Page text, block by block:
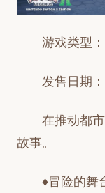
游戏类型
发售日期
在推动都
故事。
♦冒险的舞